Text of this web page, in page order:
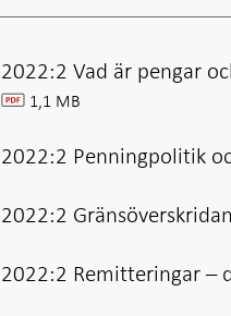
2022:2 Vad är pengar
pdf 1,1 MB
2022:2 Penningpolitik
2022:2
2022:2 Remitteringar –